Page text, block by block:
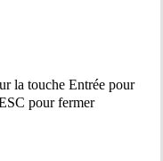
la touche Entrée pour
pour fermer